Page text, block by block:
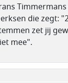
die zegt:
zet jij
mee".